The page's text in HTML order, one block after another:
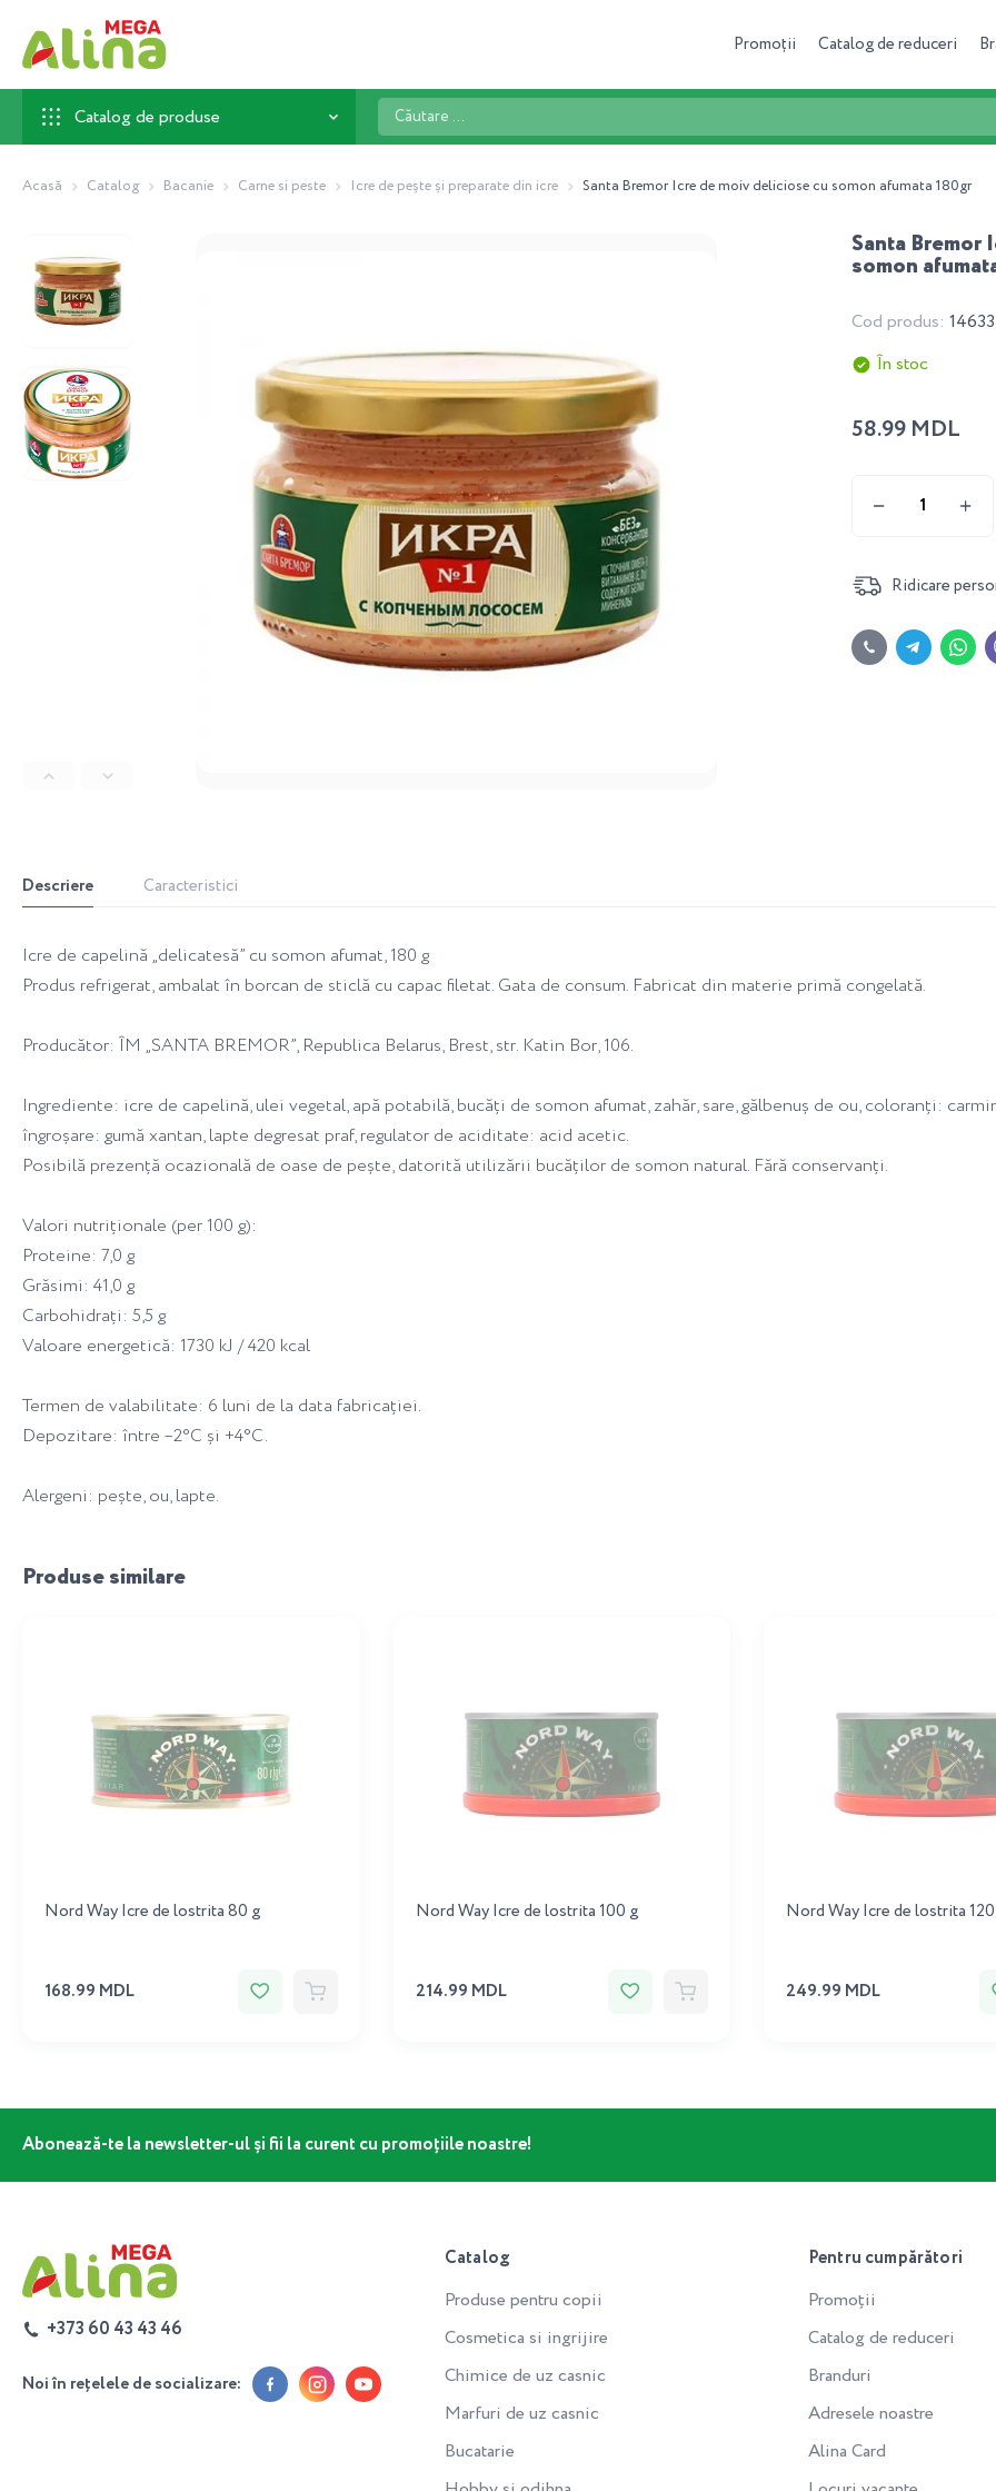
Promoții Catalog de reduceri
Catalog de produse
Căutare
...
Acasă Catalog Bacanie Carne si peste Icre de pește și preparate din icre Santa Bremor Icre de moiv deliciose cu somon afumata 180gr
Santa Bremor
somon
Cod produs:
În stoc
58.99 MDL
Ridicare
Descriere Caracteristici
Icre de capelină „delicatesă” cu somon afumat, 180 g
Produs refrigerat, ambalat în borcan de sticlă cu capac filetat. Gata de consum. Fabricat din materie primă congelată.
Producător: ÎM „SANTA BREMOR”, Republica Belarus, Brest, str. Katin Bor, 106.
Ingrediente: icre de capelină, ulei vegetal, apă potabilă, bucăți de somon afumat, zahăr, sare, gălbenuș de ou, coloranți:
îngroșare: gumă xantan, lapte degresat praf, regulator de aciditate: acid acetic.
Posibilă prezență ocazională de oase de pește, datorită utilizării bucăților de somon natural. Fără conservanți.
Valori nutriționale (per 100 g):
Proteine: 7,0 g
Grăsimi: 41,0 g
Carbohidrați: 5,5 g
Valoare energetică: 1730 kJ / 420 kcal
Termen de valabilitate: 6 luni de la data fabricației.
Depozitare: între –2°C și +4°C.
Alergeni: pește, ou, lapte.
Produse similare
Nord Way Icre de lostrita 80 g
168.99 MDL
Nord Way Icre de lostrita 100 g
214.99 MDL
Nord Way Icre de lostrita
249.99 MDL
Abonează-te la newsletter-ul și fii la curent cu promoțiile noastre!
+373 60 43 43 46
Noi în rețelele de socializare:
Catalog
Produse pentru copii
Cosmetica si ingrijire
Chimice de uz casnic
Marfuri de uz casnic
Bucatarie
Pentru cumpărători
Promoții
Catalog de reduceri
Branduri
Adresele noastre
Alina Card